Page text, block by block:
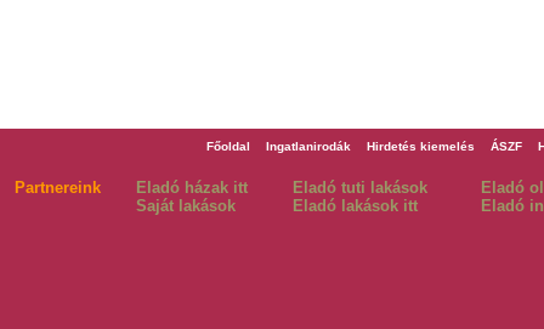
Főoldal Ingatlanirodák Hirdetés kiemelés ÁSZF
Partnereink Eladó házak itt Eladó tuti lakások
Eladó
Saját lakások
Eladó lakások itt Eladó